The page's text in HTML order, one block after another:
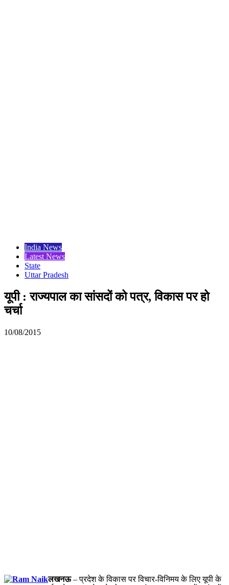
India News
Latest News
State
Uttar Pradesh
यूपी : राज्यपाल का सांसदों को पत्र, विकास पर हो
चर्चा
10/08/2015
लखनऊ– प्रदेश के विकास पर विचार-विनिमय के लिए यूपी के